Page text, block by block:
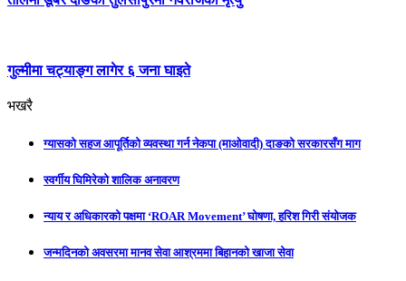
गुल्मीमा चट्याङ्ग लागेर ६ जना घाइते
भखरै
ग्यासको सहज आपूर्तिको व्यवस्था गर्न नेकपा (माओवादी) दाङको सरकारसँग माग
स्वर्गीय घिमिरेको शालिक अनावरण
न्याय र अधिकारको पक्षमा ‘ROAR Movement’ घोषणा, हरिश गिरी संयोजक
जन्मदिनको अवसरमा मानव सेवा आश्रममा बिहानको खाजा सेवा